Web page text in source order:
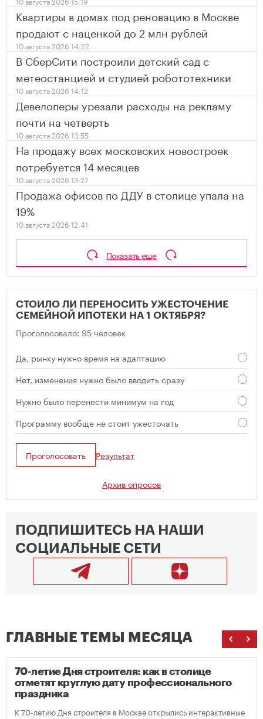
Квартиры в домах под реновацию в Москве
продают с наценкой до 2 млн рублей
10 августа 2026 14:22
В СберСити построили детский сад с
метеостанцией и студией робототехники
10 августа 2026 14:12
Девелоперы урезали расходы на рекламу
почти на четверть
10 августа 2026 13:55
На продажу всех московских новостроек
потребуется 14 месяцев
10 августа 2026 13:27
Продажа офисов по ДДУ в столице упала на
19%
10 августа 2026 12:41
Показать еще
СТОИЛО ЛИ ПЕРЕНОСИТЬ УЖЕСТОЧЕНИЕ
СЕМЕЙНОЙ ИПОТЕКИ НА 1 ОКТЯБРЯ?
Проголосовало: 95 человек
Да, рынку нужно время на адаптацию
Нет, изменения нужно было вводить сразу
Нужно было перенести минимум на год
Программу вообще не стоит ужесточать
Проголосовать Результат
Архив опросов
ПОДПИШИТЕСЬ НА НАШИ
СОЦИАЛЬНЫЕ СЕТИ
ГЛАВНЫЕ ТЕМЫ МЕСЯЦА
70-летие Дня строителя: как в столице
отметят круглую дату профессионального
праздника
К 70-летию Дня строителя в Москве открылись интерактивные